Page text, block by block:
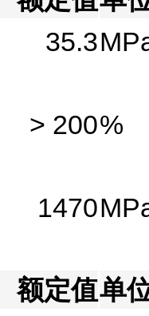
35.3
> 200%
1470
额定值单